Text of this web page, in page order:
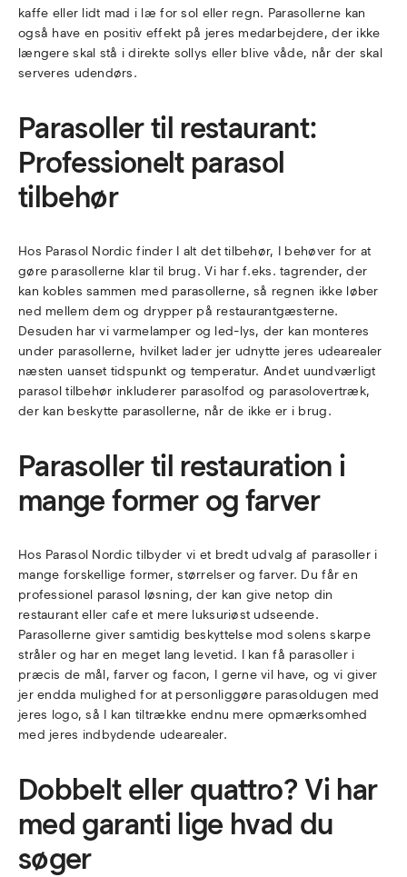
kaffe eller lidt mad i læ for sol eller regn. Parasollerne kan
også have en positiv effekt på jeres medarbejdere, der ikke
længere skal stå i direkte sollys eller blive våde, når der skal
serveres udendørs.
Parasoller til restaurant:
Professionelt parasol
tilbehør
Hos Parasol Nordic finder I alt det tilbehør, I behøver for at
gøre parasollerne klar til brug. Vi har f.eks. tagrender, der
kan kobles sammen med parasollerne, så regnen ikke løber
ned mellem dem og drypper på restaurantgæsterne.
Desuden har vi varmelamper og led-lys, der kan monteres
under parasollerne, hvilket lader jer udnytte jeres udearealer
næsten uanset tidspunkt og temperatur. Andet uundværligt
parasol tilbehør inkluderer parasolfod og parasolovertræk,
der kan beskytte parasollerne, når de ikke er i brug.
Parasoller til restauration i
mange former og farver
Hos Parasol Nordic tilbyder vi et bredt udvalg af parasoller i
mange forskellige former, størrelser og farver. Du får en
professionel parasol løsning, der kan give netop din
restaurant eller cafe et mere luksuriøst udseende.
Parasollerne giver samtidig beskyttelse mod solens skarpe
stråler og har en meget lang levetid. I kan få parasoller i
præcis de mål, farver og facon, I gerne vil have, og vi giver
jer endda mulighed for at personliggøre parasoldugen med
jeres logo, så I kan tiltrække endnu mere opmærksomhed
med jeres indbydende udearealer.
Dobbelt eller quattro? Vi har
med garanti lige hvad du
søger